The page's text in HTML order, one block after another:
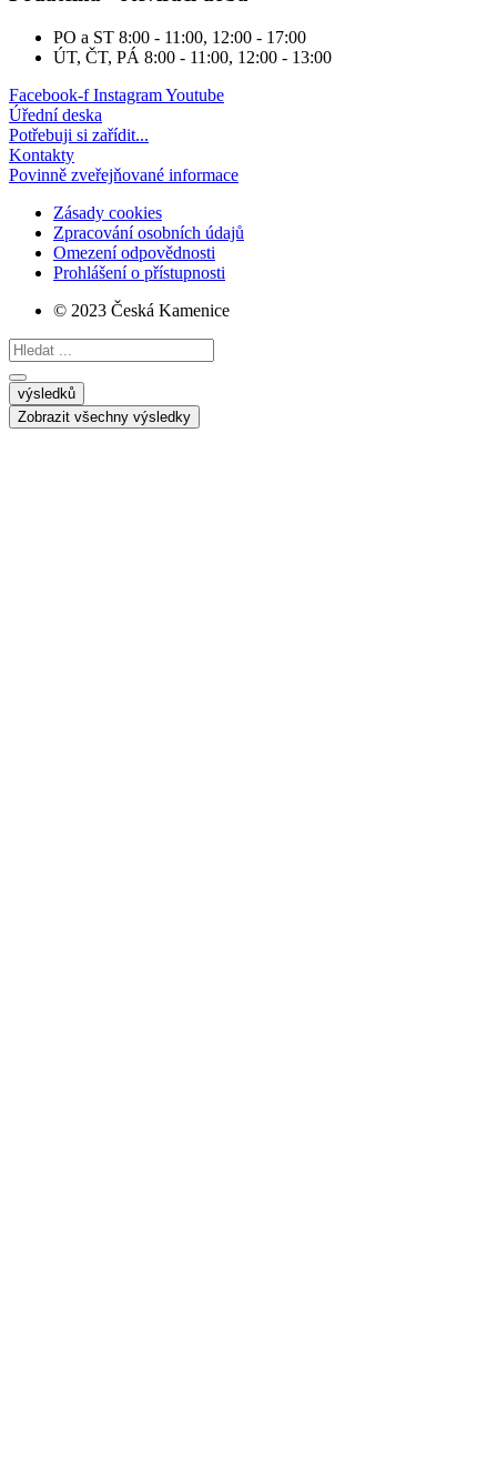
PO a ST 8:00 - 11:00, 12:00 - 17:00
ÚT, ČT, PÁ 8:00 - 11:00, 12:00 - 13:00
Facebook-f InstagramYoutube
Úřední deska
Potřebuji si zařídit...
Kontakty
Povinně zveřejňované informace
Zásady cookies
Zpracování osobních údajů
Omezení odpovědnosti
Prohlášení o přístupnosti
© 2023 Česká Kamenice
Search
...
výsledků
Zobrazit všechny výsledky